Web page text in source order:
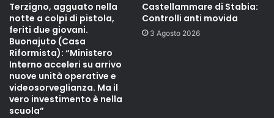
Terzigno, agguato nella
notte a colpi di pistola,
feriti due giovani.
Buonajuto (Casa
Riformista): “Ministero
Interno acceleri su arrivo
nuove unità operative e
videosorveglianza. Ma il
vero investimento è nella
scuola”
Castellammare di Stabia:
Controlli anti movida
3 Agosto 2026